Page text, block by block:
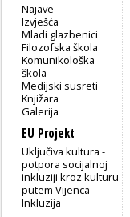
Najave
Izvješća
Mladi glazbenici
Filozofska škola
Komunikološka
škola
Medijski susreti
Knjižara
Galerija
EU Projekt
Uključiva kultura -
potpora socijalnoj
inkluziji kroz kulturu
putem Vijenca
Inkluzija